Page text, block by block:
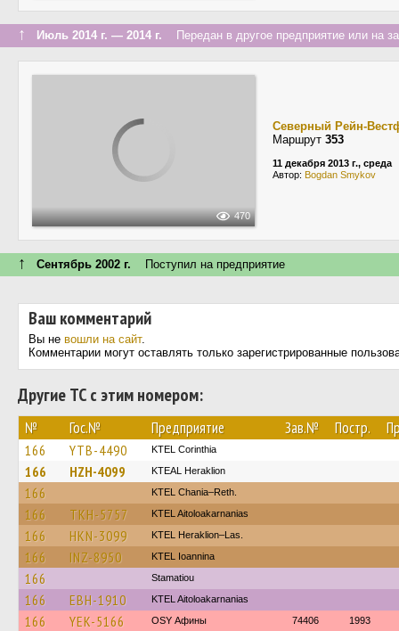
↑ Июль 2014 г. — 2014 г. Передан в другое предприятие или на
470
Северный Рейн-
Маршрут 353
11 декабря 2013 г., среда
Автор: Bogdan Smykov
↑ Сентябрь 2002 г. Поступил на предприятие
Ваш комментарий
Вы не вошли на сайт.
Комментарии могут оставлять только зарегистрированные
Другие ТС с этим номером:
№ Гос.№ Предприятие Зав.№ Постр.
166 YTB-4490 KTEL Corinthia
166 HZH-4099 KTEAL Heraklion
166 KTEL Chania–Reth.
166 TKH-5757 KTEL Aitoloakarnanias
166 HKN-3099 KTEL Heraklion–Las.
166 INZ-8950 KTEL Ioannina
166 Stamatiou
166 EBH-1910 KTEL Aitoloakarnanias
166 YEK-5166 OSY Афины 74406 1993